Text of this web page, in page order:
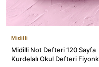
Midilli
Midilli Not Defteri 120 Sayfa
Kurdelalı Okul Defteri Fiyonk